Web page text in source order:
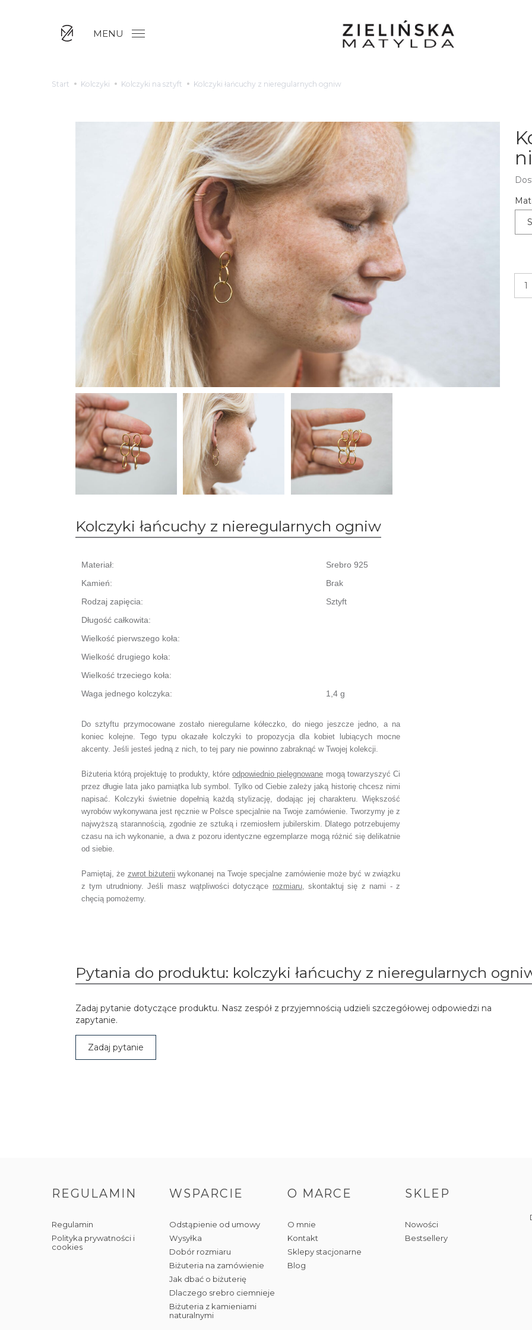
MENU
Start Kolczyki Kolczyki na sztyft Kolczyki łańcuchy z nieregularnych ogniw
Kolczyki łańcuchy z nieregularnych ogniw
Materiał:
Srebro 925
Kamień:
Brak
Rodzaj zapięcia:
Sztyft
Długość całkowita:
Wielkość pierwszego koła:
Wielkość drugiego koła:
Wielkość trzeciego koła:
Waga jednego kolczyka:
1,4 g
Do sztyftu przymocowane zostało nieregularne kółeczko, do niego jeszcze jedno, a na
koniec kolejne. Tego typu okazałe kolczyki to propozycja dla kobiet lubiących mocne
akcenty. Jeśli jesteś jedną z nich, to tej pary nie powinno zabraknąć w Twojej kolekcji.
Biżuteria którą projektuję to produkty, któreodpowiednio pielęgnowane mogą towarzyszyć Ci
przez długie lata jako pamiątka lub symbol. Tylko od Ciebie zależy jaką historię chcesz nimi
napisać.
Kolczyki świetnie dopełnią każdą stylizację, dodając jej charakteru.Większość
wyrobów wykonywana jest ręcznie w Polsce specjalnie na Twoje zamówienie. Tworzymy je z
najwyższą starannością, zgodnie ze sztuką i rzemiosłem jubilerskim. Dlatego potrzebujemy
czasu na ich wykonanie, a dwa z pozoru identyczne egzemplarze mogą różnić się delikatnie
od siebie.
Pamiętaj, że zwrot biżuterii wykonanej na Twoje specjalne zamówienie może być w związku
z tym utrudniony. Jeśli masz wątpliwości dotyczące rozmiaru,skontaktuj się z nami - z
chęcią pomożemy.
Pytania do produktu: kolczyki łańcuchy z nieregularnych
Zadaj pytanie dotyczące produktu. Nasz zespół z przyjemnością udzieli szczegółowej odpowiedzi na
zapytanie.
Zadaj pytanie
REGULAMIN
Regulamin
Polityka prywatności i
cookies
WSPARCIE
Odstąpienie od umowy
Wysyłka
Dobór rozmiaru
Biżuteria na zamówienie
Jak dbać o biżuterię
Dlaczego srebro ciemnieje
Biżuteria z kamieniami
naturalnymi
O MARCE
O mnie
Kontakt
Sklepy stacjonarne
Blog
SKLEP
Nowości
Bestsellery